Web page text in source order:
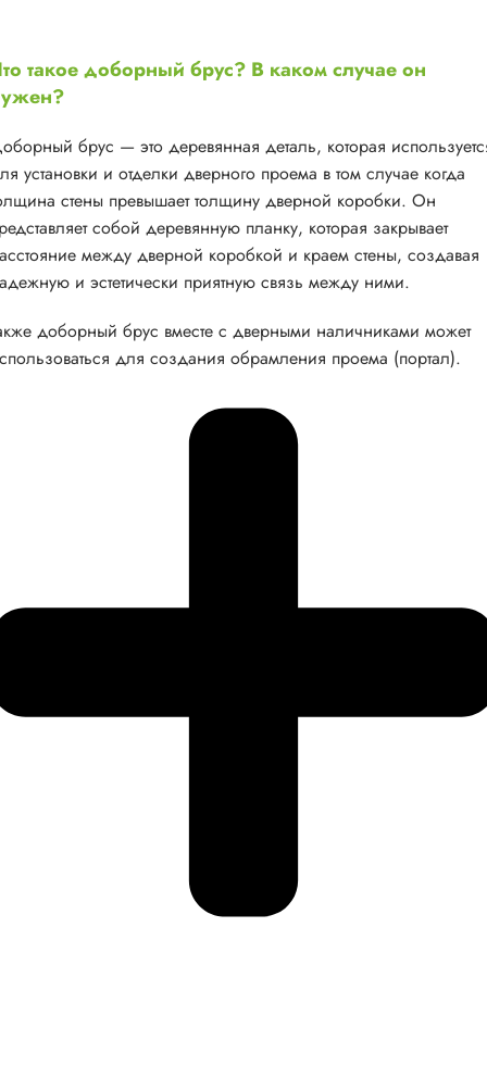
такое доборный брус? В каком случае он
брус — это деревянная деталь, которая
установки и отделки дверного проема в том случае когда
стены превышает толщину дверной коробки. Он
собой деревянную планку, которая закрывает
между дверной коробкой и краем стены, создавая
и эстетически приятную связь между ними.
доборный брус вместе с дверными наличниками может
для создания обрамления проема (портал).